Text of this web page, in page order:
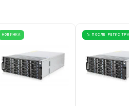
НОВИНКА % ПОСЛЕ